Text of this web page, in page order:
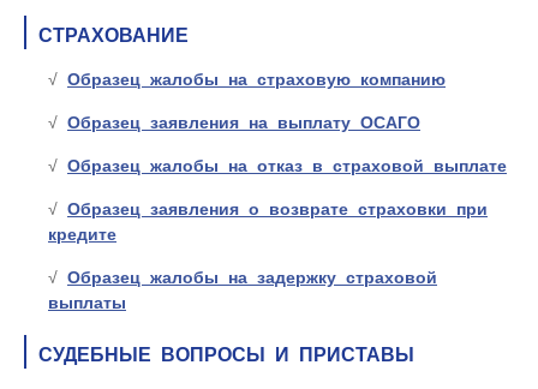
СТРАХОВАНИЕ
Образец жалобы на страховую компанию
Образец заявления на выплату ОСАГО
Образец жалобы на отказ в страховой выплате
Образец заявления о возврате страховки при
кредите
Образец жалобы на задержку страховой
выплаты
СУДЕБНЫЕ ВОПРОСЫ И ПРИСТАВЫ